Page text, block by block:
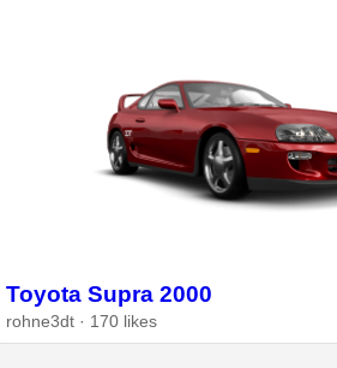
Toyota Supra 2000
rohne3dt · 170 likes